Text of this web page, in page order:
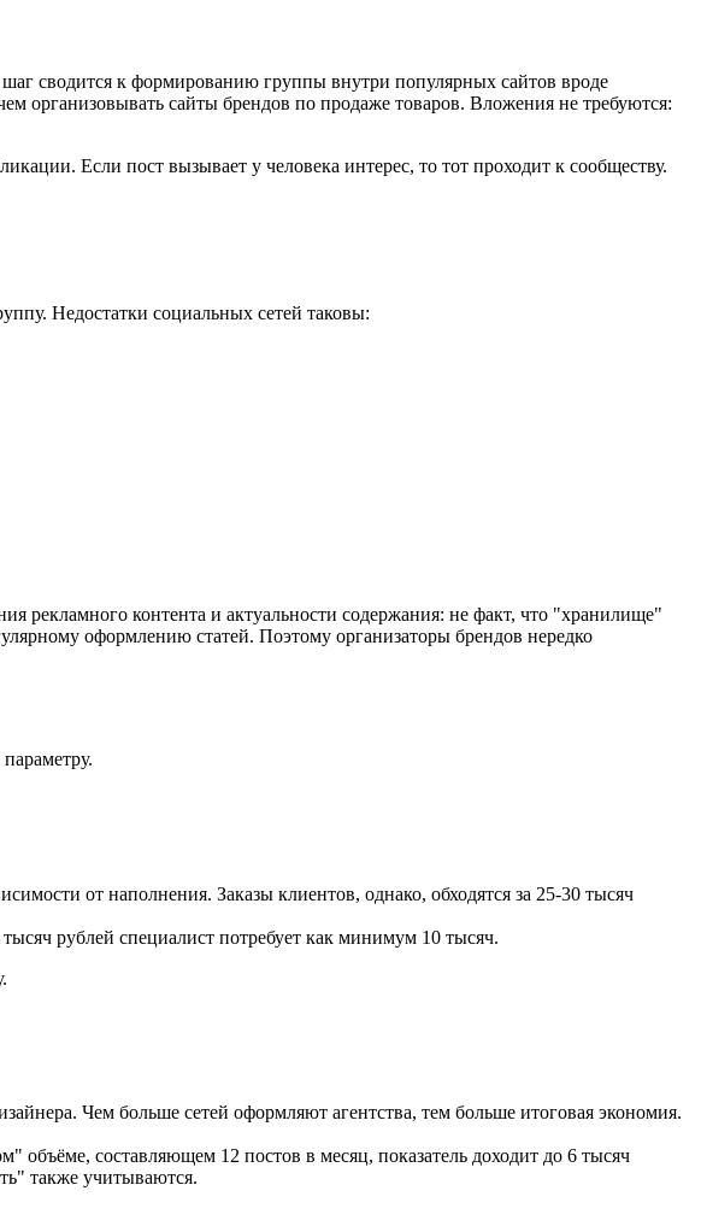
сводится к формированию группы внутри популярных сайтов вроде
организовывать сайты брендов по продаже товаров. Вложения не требуются:
Если пост вызывает у человека интерес, то тот проходит к сообществу.
Недостатки социальных сетей таковы:
рекламного контента и актуальности содержания: не факт, что "хранилище"
оформлению статей. Поэтому организаторы брендов нередко
от наполнения. Заказы клиентов, однако, обходятся за 25-30 тысяч
рублей специалист потребует как минимум 10 тысяч.
Чем больше сетей оформляют агентства, тем больше итоговая экономия.
составляющем 12 постов в месяц, показатель доходит до 6 тысяч
также учитываются.